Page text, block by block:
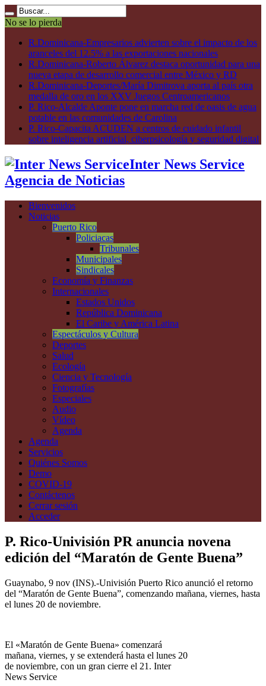
No se lo pierda
R.Dominicana-Empresarios advierten sobre el impacto de los
aranceles del 12.5% a las exportaciones nacionales
R.Dominicana-Roberto Álvarez destaca oportunidad para una
nueva etapa de desarrollo comercial entre México y RD
R.Dominicana-Deportes/María Dimitrova aporta al país otra
medalla de oro en los XXV Juegos Centroamericanos
P. Rico-Alcalde Aponte pone en marcha red de oasis de agua
potable en las comunidades de Carolina
P. Rico-Capacita ACUDEN a centros de cuidado infantil
sobre inteligencia artificial, ciberpsicología y seguridad digital
Inter News Service
Agencia de Noticias
Bienvenidos
Noticias
Puerto Rico
Policiacas
Tribunales
Municipales
Sindicales
Economía y Finanzas
Internacionales
Estados Unidos
República Dominicana
El Caribe y América Latina
Espectáculos y Cultura
Deportes
Salud
Ecología
Ciencia y Tecnología
Fotografías
Especiales
Audio
Vídeo
Agenda
Agenda
Servicios
Quiénes Somos
Demo
COVID-19
Contáctenos
Cerrar sesión
Acceder
P. Rico-Univisión PR anuncia novena
edición del “Maratón de Gente Buena”
Guaynabo, 9 nov (INS).-Univisión Puerto Rico anunció el retorno
del “Maratón de Gente Buena”, comenzando mañana, viernes, hasta
el lunes 20 de noviembre.
El «Maratón de Gente Buena» comenzará
mañana, viernes, y se extenderá hasta el lunes 20
de noviembre, con un gran cierre el 21. Inter
News Service